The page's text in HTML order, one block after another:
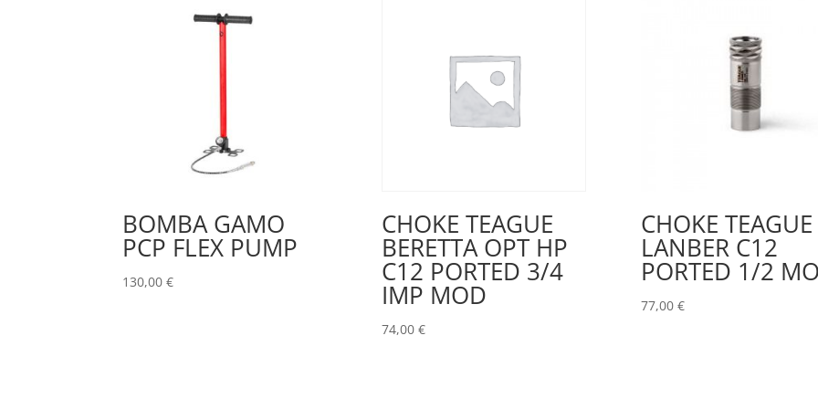
BOMBA GAMO
PCP FLEX PUMP
130,00€
CHOKE TEAGUE
BERETTA OPT HP
C12 PORTED 3/4
IMP MOD
74,00 €
CHOKE TEAGUE
LANBER C12
PORTED 1/2
77,00 €